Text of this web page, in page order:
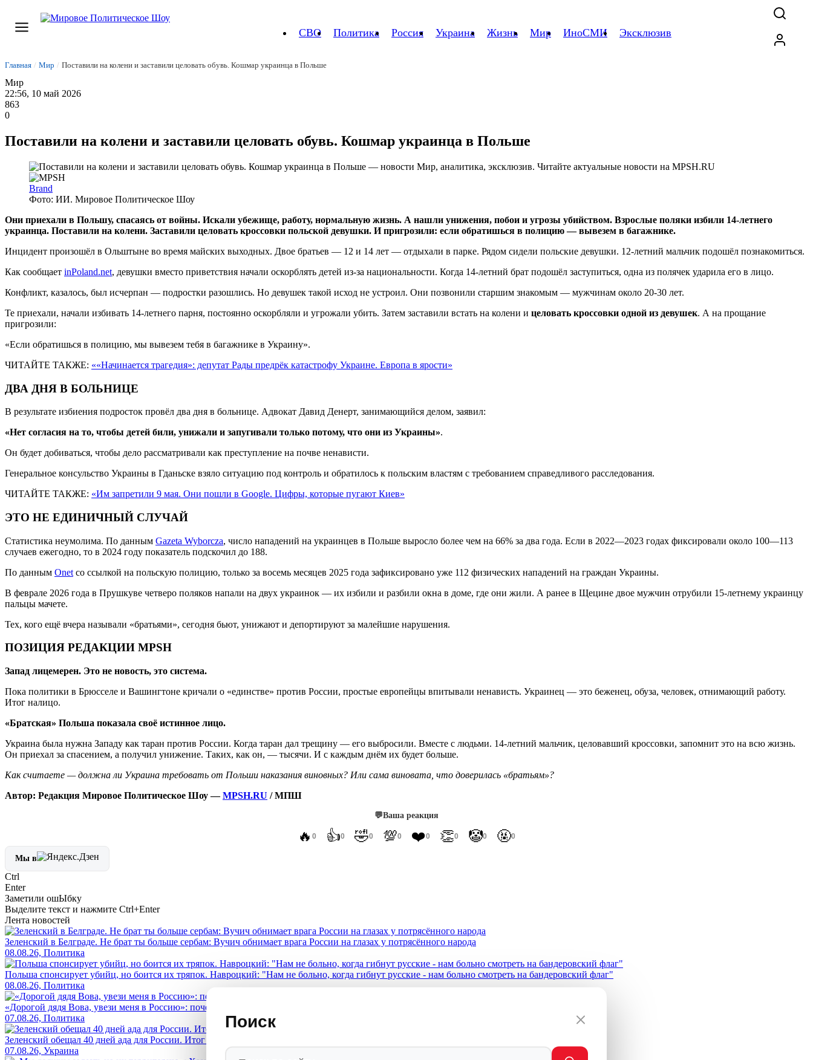
СВО Политика Россия Украина Жизнь Мир ИноСМИ Эксклюзив
Поиск
Главная / Мир / Поставили на колени и заставили целовать обувь. Кошмар украинца в Польше
Мир
22:56, 10 май 2026
863
0
Поставили на колени и заставили целовать обувь. Кошмар украинца в Польше
Brand
Фото: ИИ. Мировое Политическое Шоу
Они приехали в Польшу, спасаясь от войны. Искали убежище, работу, нормальную жизнь. А нашли унижения, побои и угрозы убийством. Взрослые поляки избили 14-летнего
украинца. Поставили на колени. Заставили целовать кроссовки польской девушки. И пригрозили: если обратишься в полицию — вывезем в багажнике.
Инцидент произошёл в Ольштыне во время майских выходных. Двое братьев — 12 и 14 лет — отдыхали в парке. Рядом сидели польские девушки. 12-летний мальчик подошёл познакомиться.
Как сообщает inPoland.net, девушки вместо приветствия начали оскорблять детей из-за национальности. Когда 14-летний брат подошёл заступиться, одна из полячек ударила его в лицо.
Конфликт, казалось, был исчерпан — подростки разошлись. Но девушек такой исход не устроил. Они позвонили старшим знакомым — мужчинам около 20-30 лет.
Те приехали, начали избивать 14-летнего парня, постоянно оскорбляли и угрожали убить. Затем заставили встать на колени и целовать кроссовки одной из девушек. А на прощание
пригрозили:
«Если обратишься в полицию, мы вывезем тебя в багажнике в Украину».
ЧИТАЙТЕ ТАКЖЕ: ««Начинается трагедия»: депутат Рады предрёк катастрофу Украине. Европа в ярости»
ДВА ДНЯ В БОЛЬНИЦЕ
В результате избиения подросток провёл два дня в больнице. Адвокат Давид Денерт, занимающийся делом, заявил:
«Нет согласия на то, чтобы детей били, унижали и запугивали только потому, что они из Украины».
Он будет добиваться, чтобы дело рассматривали как преступление на почве ненависти.
Генеральное консульство Украины в Гданьске взяло ситуацию под контроль и обратилось к польским властям с требованием справедливого расследования.
ЧИТАЙТЕ ТАКЖЕ: «Им запретили 9 мая. Они пошли в Google. Цифры, которые пугают Киев»
ЭТО НЕ ЕДИНИЧНЫЙ СЛУЧАЙ
Статистика неумолима. По данным Gazeta Wyborcza, число нападений на украинцев в Польше выросло более чем на 66% за два года. Если в 2022—2023 годах фиксировали около 100—113
случаев ежегодно, то в 2024 году показатель подскочил до 188.
По данным Onet со ссылкой на польскую полицию, только за восемь месяцев 2025 года зафиксировано уже 112 физических нападений на граждан Украины.
В феврале 2026 года в Прушкуве четверо поляков напали на двух украинок — их избили и разбили окна в доме, где они жили. А ранее в Щецине двое мужчин отрубили 15-летнему украинцу
пальцы мачете.
Тех, кого ещё вчера называли «братьями», сегодня бьют, унижают и депортируют за малейшие нарушения.
ПОЗИЦИЯ РЕДАКЦИИ MPSH
Запад лицемерен. Это не новость, это система.
Пока политики в Брюсселе и Вашингтоне кричали о «единстве» против России, простые европейцы впитывали ненависть. Украинец — это беженец, обуза, человек, отнимающий работу.
Итог налицо.
«Братская» Польша показала своё истинное лицо.
Украина была нужна Западу как таран против России. Когда таран дал трещину — его выбросили. Вместе с людьми. 14-летний мальчик, целовавший кроссовки, запомнит это на всю жизнь.
Он приехал за спасением, а получил унижение. Таких, как он, — тысячи. И с каждым днём их будет больше.
Как считаете — должна ли Украина требовать от Польши наказания виновных? Или сама виновата, что доверилась «братьям»?
Автор: Редакция Мировое Политическое Шоу —MPSH.RU / МПШ
💬Ваша реакция
🔥 0 👍0 🤣0 💯0 ❤️0 👏0 🤡0 🤬0
Мы в
Ctrl
Enter
Заметили ошЫбку
Выделите текст и нажмите Ctrl+Enter
Лента новостей
Зеленский в Белграде. Не брат ты больше сербам: Вучич обнимает врага России на глазах у потрясённого народа
08.08.26, Политика
Польша спонсирует убийц, но боится их тряпок. Навроцкий: "Нам не больно, когда гибнут русские - нам больно смотреть на бандеровский флаг"
08.08.26, Политика
«Дорогой дядя Вова, увези меня в Россию»: почему американские рэперы молят Путина о спасении
07.08.26, Политика
Зеленский обещал 40 дней ада для России. Итог — его страна превращается в руины
07.08.26, Украина